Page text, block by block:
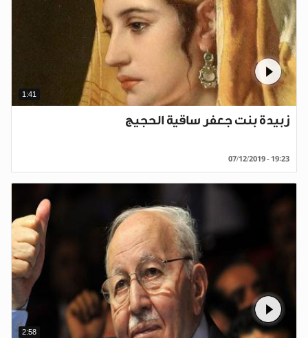
1:41
زبيدة بنت جعفر ساقية الحجيج
07/12/2019 - 19:23
2:58